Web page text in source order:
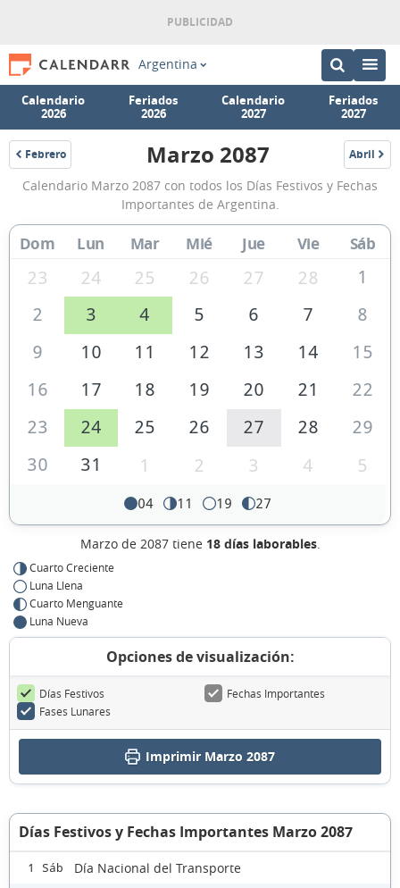
Argentina
Calendario
2026
Feriados
2026
Calendario
2027
Feriados
2027
Febrero
2087
Calendario
Marzo
2087
de
Argentina
Marzo 2087 Abril
2087
Calendario Marzo 2087 con todos los Días Festivos y Fechas
Importantes de Argentina.
Dom Lun Mar Mié Jue Vie Sáb
23 24 25 26 27 28
1
2
3 4 5 6 7
8
9
10 11 12 13 14
15
16
17 18 19 20 21
22
23
24 25 26 27 28
29
30
31 1 2 3 4 5
04 11 19 27
Marzo de 2087 tiene 18 días laborables.
Cuarto Creciente
Luna Llena
Cuarto Menguante
Luna Nueva
Opciones de visualización:
Días Festivos
Fechas Importantes
Fases Lunares
Imprimir Marzo 2087
Días Festivos y Fechas Importantes Marzo 2087
1 Sáb Día Nacional del Transporte